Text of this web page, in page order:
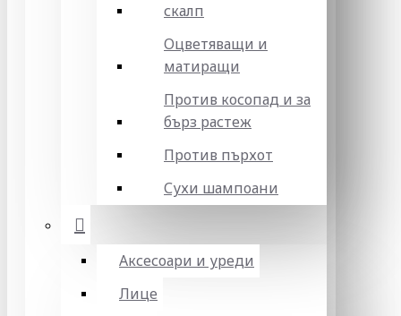
скалп
Оцветяващи и
матиращи
Против косопад и за
бърз растеж
Против пърхот
Сухи шампоани
Аксесоари и уреди
Лице